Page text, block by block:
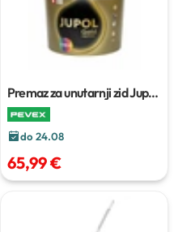
Premaz za unutarnji zid Jupol
Gold Supreme
do 24.08
65,99 €